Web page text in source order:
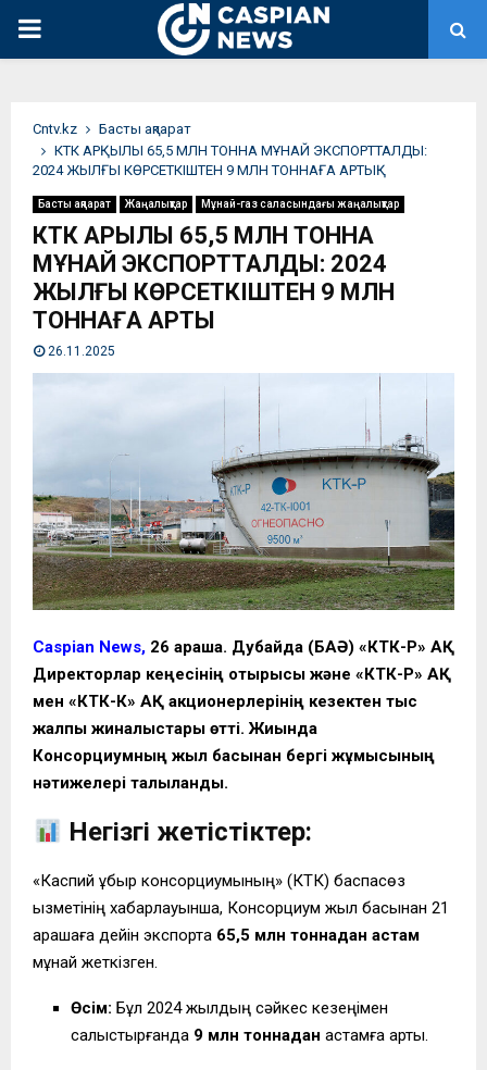
PRIMARY
Сntv.kz
Басты ақпарат
КТК АРҚЫЛЫ 65,5 МЛН ТОННА МҰНАЙ ЭКСПОРТТАЛДЫ:
2024 ЖЫЛҒЫ КӨРСЕТКІШТЕН 9 МЛН ТОННАҒА АРТЫҚ
Басты ақпарат Жаңалықтар Мұнай-газ саласындағы жаңалықтар
КТК АРҚЫЛЫ 65,5 МЛН ТОННА
МҰНАЙ ЭКСПОРТТАЛДЫ: 2024
ЖЫЛҒЫ КӨРСЕТКІШТЕН 9 МЛН
ТОННАҒА АРТЫҚ
26.11.2025
Caspian News, 26 қараша. Дубайда (БАӘ) «КТК-Р» АҚ
Директорлар кеңесінің отырысы және «КТК-Р» АҚ
мен «КТК-К» АҚ акционерлерінің кезектен тыс
жалпы жиналыстары өтті. Жиында
Консорциумның жыл басынан бергі жұмысының
нәтижелері талқыланды.
Негізгі жетістіктер:
«Каспий құбыр консорциумының» (КТК) баспасөз
қызметінің хабарлауынша, Консорциум жыл басынан 21
қарашаға дейін экспортқа 65,5 млн тоннадан астам
мұнай жеткізген.
Өсім: Бұл 2024 жылдың сәйкес кезеңімен
салыстырғанда 9 млн тоннадан астамға артық.